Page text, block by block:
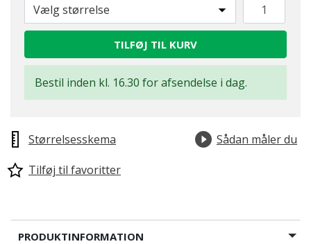
Vælg størrelse
TILFØJ TIL KURV
Bestil inden kl. 16.30 for afsendelse i dag.
Størrelsesskema
Sådan måler du
Tilføj til favoritter
PRODUKTINFORMATION